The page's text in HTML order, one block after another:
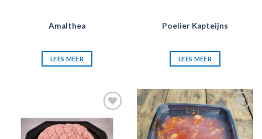
Amalthea
LEES MEER
Poelier Kapteijns
LEES MEER
Zet in
mijn
favorieten
Zet in
mijn
favorieten